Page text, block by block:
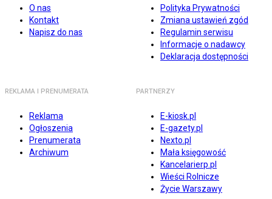
O nas
Kontakt
Napisz do nas
Polityka Prywatności
Zmiana ustawień zgód
Regulamin serwisu
Informacje o nadawcy
Deklaracja dostępności
REKLAMA I PRENUMERATA
Reklama
Ogłoszenia
Prenumerata
Archiwum
PARTNERZY
E-kiosk.pl
E-gazety.pl
Nexto.pl
Mała księgowość
Kancelarierp.pl
Wieści Rolnicze
Życie Warszawy